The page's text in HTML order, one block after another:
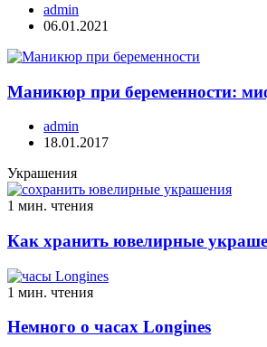
admin
06.01.2021
Маникюр при беременности:
admin
18.01.2017
Украшения
1 мин. чтения
Как хранить ювелирные
1 мин. чтения
Немного о часах Longines